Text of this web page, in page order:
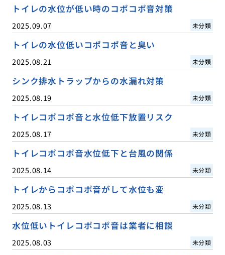
トイレの水位が低い時のコポコポ音対策
2025.09.07 未分類
トイレの水位低いコポコポ音と臭い
2025.08.21 未分類
シンク排水トラップからの水漏れ対策
2025.08.19 未分類
トイレコポコポ音と水位低下放置リスク
2025.08.17 未分類
トイレコポコポ音水位低下と台風の関係
2025.08.14 未分類
トイレからコポコポ音がして水位も変
2025.08.13 未分類
水位低いトイレコポコポ音は業者に相談
2025.08.03 未分類